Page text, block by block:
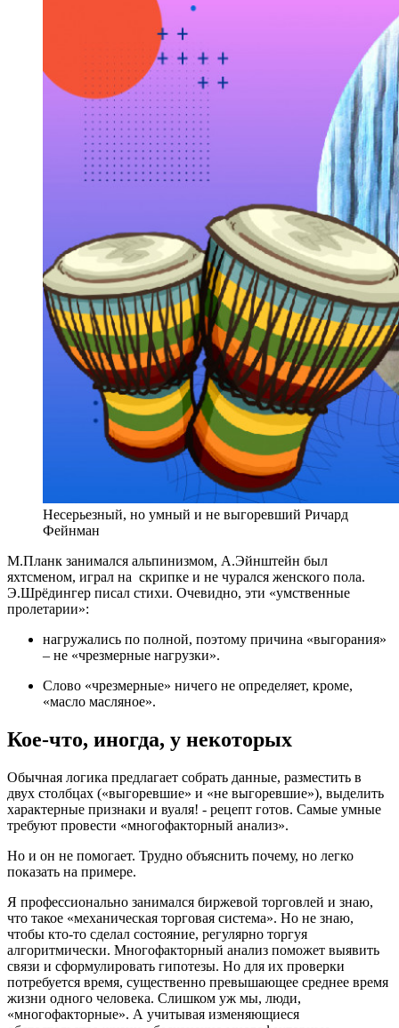
Несерьезный, но умный и не выгоревший Ричард
Фейнман
М.Планк занимался альпинизмом, А.Эйнштейн был
яхтсменом, играл на скрипке и не чурался женского пола.
Э.Шрёдингер писал стихи. Очевидно, эти «умственные
пролетарии»:
нагружались по полной, поэтому причина «выгорания»
– не «чрезмерные нагрузки».
Слово «чрезмерные» ничего не определяет, кроме,
«масло масляное».
Кое-что, иногда, у некоторых
Обычная логика предлагает собрать данные, разместить в
двух столбцах («выгоревшие» и «не выгоревшие»), выделить
характерные признаки и вуаля! - рецепт готов. Самые умные
требуют провести «многофакторный анализ».
Но и он не помогает. Трудно объяснить почему, но легко
показать на примере.
Я профессионально занимался биржевой торговлей и знаю,
что такое «механическая торговая система». Но не знаю,
чтобы кто-то сделал состояние, регулярно торгуя
алгоритмически. Многофакторный анализ поможет выявить
связи и сформулировать гипотезы. Но для их проверки
потребуется время, существенно превышающее среднее время
жизни одного человека. Слишком уж мы, люди,
«многофакторные». А учитывая изменяющиеся